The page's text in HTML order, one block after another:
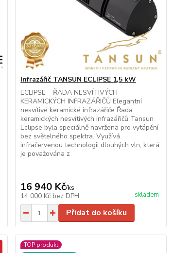
Infrazářič TANSUN ECLIPSE 1,5 kW
ECLIPSE – ŘADA NESVÍTIVÝCH
KERAMICKÝCH INFRAZÁŘIČŮ Elegantní
nesvítivé keramické infrazářiče Řada
keramických nesvítivých infrazářičů Tansun
Eclipse byla speciálně navržena pro vytápění
bez světelného spektra. Využívá
infračervenou technologii dlouhých vln, která
je považována z
16 940 Kč/ks
14 000 Kč bez DPH skladem
Přidat do košíku
TOP produkt